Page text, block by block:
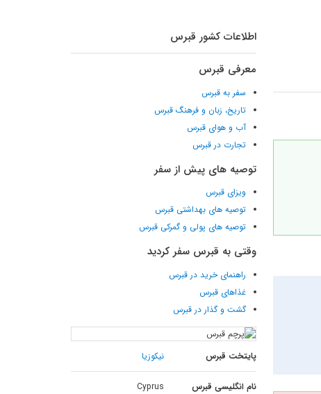
اطلاعات کشور قبرس
معرفی قبرس
سفر به قبرس
تاریخ، زبان و فرهنگ قبرس
آب و هوای قبرس
تجارت در قبرس
توصیه های پیش از سفر
ویزای قبرس
توصیه های بهداشتی قبرس
توصیه های پولی و گمرکی قبرس
وقتی به قبرس سفر کردید
راهنمای خرید در قبرس
غذاهای قبرس
گشت و گذار در قبرس
پایتخت قبرس نیکوزیا
نام انگلیسی قبرس Cyprus